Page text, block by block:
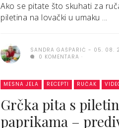
Ako se pitate što skuhati za
piletina na lovački u umaku ...
SANDRA GAŠPARIĆ
05. 08.
0 KOMENTARA
MESNA JELA RECEPTI RUČAK
Grčka pita s
paprikama –